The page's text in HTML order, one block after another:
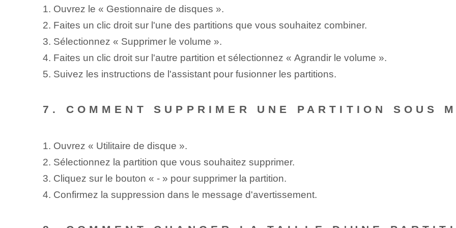
1. Ouvrez le « Gestionnaire de disques ».
2. Faites un clic droit sur l'une des partitions que vous souhaitez combiner.
3. Sélectionnez « Supprimer le volume ».
4. Faites un clic droit sur l'autre partition et sélectionnez « Agrandir le volume ».
5. Suivez les instructions de l'assistant pour fusionner les partitions.
7. COMMENT SUPPRIMER UNE PARTITION SOUS
1. Ouvrez « Utilitaire de disque ».
2. Sélectionnez⁢ la⁤ partition que⁤ vous souhaitez supprimer.
3. Cliquez sur le bouton « - » pour supprimer la partition.
4. Confirmez la suppression dans le message d'avertissement.